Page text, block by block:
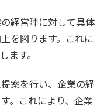
経営陣に対して具体
を図ります。これに
ます。
案を行い、企業の経
。これにより、企業